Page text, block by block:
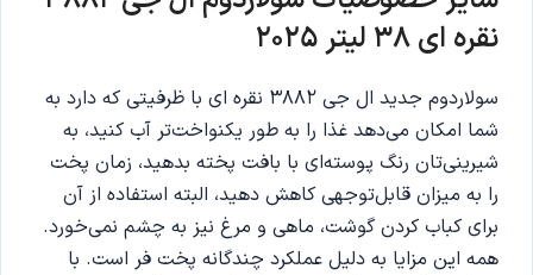
نقره ای 38 لیتر 2025
سولاردوم جدید ال جی 3882 نقره ای با ظرفیتی که دارد به
شما امکان می‌دهد غذا را به طور یکنواخت‌تر آب کنید، به
شیرینی‌تان رنگ پوسته‌ای با بافت پخته بدهید، زمان پخت
را به میزان قابل‌توجهی کاهش دهید، البته استفاده از آن
برای کباب کردن گوشت، ماهی و مرغ نیز به چشم نمی‌خورد.
همه این مزایا به دلیل عملکرد چندگانه پخت فر است. با